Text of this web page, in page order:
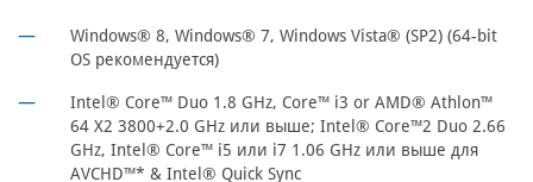
Windows® 8, Windows® 7, Windows Vista® (SP2) (64-bit
OS рекомендуется)
Intel® Core™ Duo 1.8 GHz, Core™ i3 or AMD® Athlon™
64 X2 3800+2.0 GHz или выше; Intel® Core™2 Duo 2.66
GHz, Intel® Core™ i5 или i7 1.06 GHz или выше для
AVCHD™* & Intel® Quick Sync